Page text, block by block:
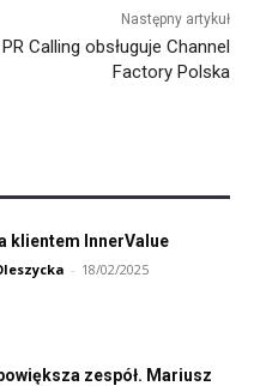
Następny artykuł
PR Calling obsługuje Channel
Factory Polska
klientem InnerValue
- 18/02/2025
zespół. Mariusz